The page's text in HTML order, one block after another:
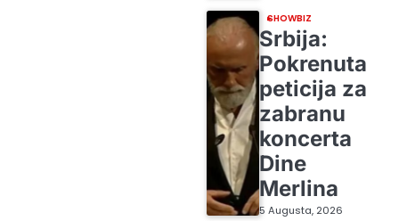
SHOWBIZ
Srbija:
Pokrenuta
peticija za
zabranu
koncerta
Dine
Merlina
5 Augusta, 2026